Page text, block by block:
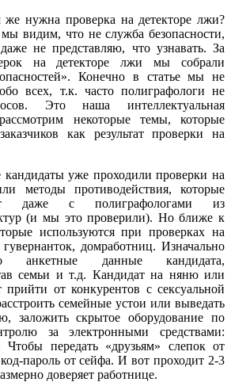
проверка на детекторе лжи?
видим, что не служба безопасности,
не представляю, что узнавать. За
на детекторе лжи мы собрали
Конечно в статье мы не
всех, т.к. часто полиграфологи не
Это наша интеллектуальная
некоторые темы, которые
как результат проверки на
уже проходили проверки на
методы противодействия, которые
даже с полиграфологами из
(и мы это проверили). Но ближе к
используются при проверках на
домработниц. Изначально
анкетные данные кандидата,
семьи и т.д. Кандидат на няню или
от конкурентов с сексуальной
семейные устои или выведать
заложить скрытое оборудование по
за электронными средствами:
Чтобы передать «друзьям» слепок от
пароль от сейфа. И вот проходит 2-3
доверяет работнице.